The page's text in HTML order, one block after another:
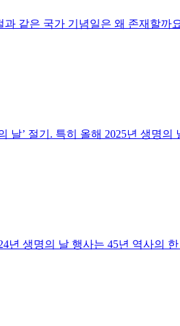
같은 국가 기념일은 왜 존재할까
’ 절기. 특히 올해 2025년 생명
생명의 날 행사는 45년 역사의